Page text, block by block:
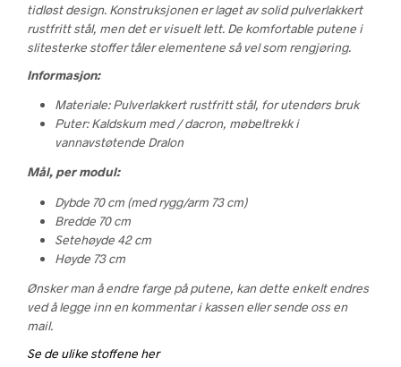
tidløst design. Konstruksjonen er laget av solid pulverlakkert
rustfritt stål, men det er visuelt lett. De komfortable putene i
slitesterke stoffer tåler elementene så vel som rengjøring.
Informasjon:
Materiale: Pulverlakkert rustfritt stål, for utendørs bruk
Puter: Kaldskum med / dacron, møbeltrekk i
vannavstøtende Dralon
Mål, per modul:
Dybde 70 cm (med rygg/arm 73 cm)
Bredde 70 cm
Setehøyde 42 cm
Høyde 73 cm
Ønsker man å endre farge på putene, kan dette enkelt endres
ved å legge inn en kommentar i kassen eller sende oss en
mail.
Se de ulike stoffene her